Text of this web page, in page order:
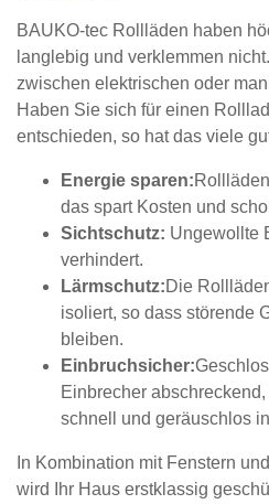
BAUKO-tec Rollläden haben
langlebig und verklemmen
zwischen elektrischen oder
Haben Sie sich für einen
entschieden, so hat das viele
Energie sparen:
das spart Kosten und
Sichtschutz: Ungewollte
verhindert.
Lärmschutz:Die
isoliert, so dass störende
bleiben.
Einbruchsicher:
Einbrecher
schnell und geräuschlos
In Kombination mit Fenstern
wird Ihr Haus erstklassig